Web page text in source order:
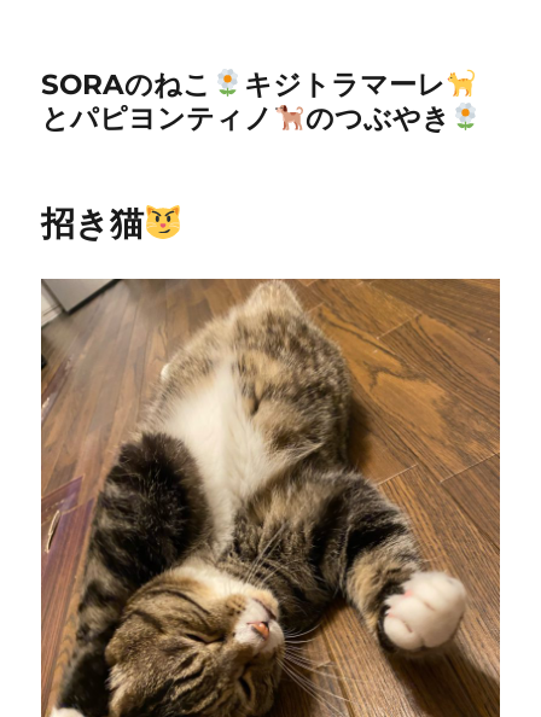
SORAのねこ
キジトラマーレ
とパピヨンティノ
のつぶやき
招き猫